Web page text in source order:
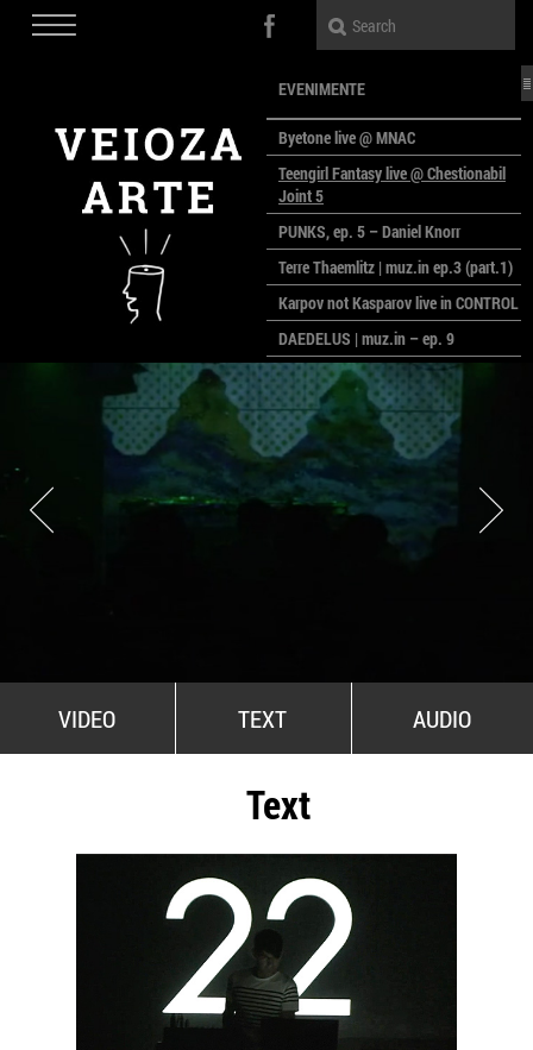
EVENIMENTE
Byetone live @ MNAC
Teengirl Fantasy live @ Chestionabil
Joint 5
PUNKS, ep. 5 – Daniel Knorr
Terre Thaemlitz | muz.in ep.3 (part.1)
Karpov not Kasparov live in CONTROL
DAEDELUS | muz.in – ep. 9
LALELE, LALELE – prima premieră a
anului la MACAZ
CinePOLSKA – filme poloneze la
București
PEOPLE OF ROMANIA se lansează la
galeria Simeza
All Stars For Outernational
VIDEO TEXT AUDIO
Text